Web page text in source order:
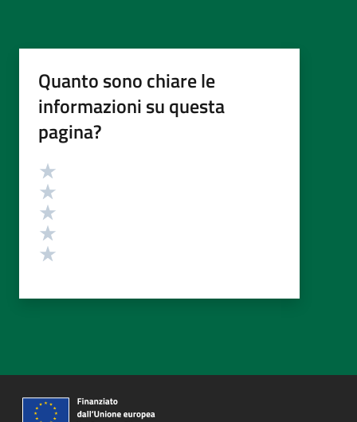
Quanto sono chiare le
informazioni su questa
pagina?
Valutazione